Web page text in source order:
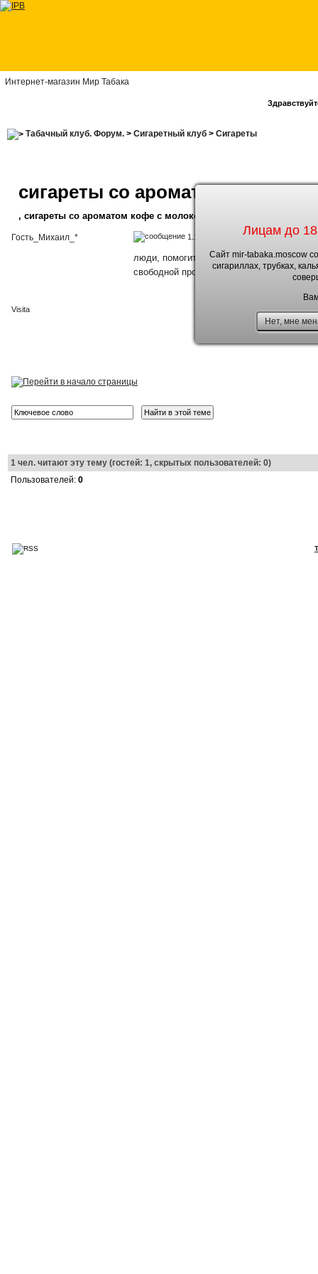
Интернет-магазин Мир Табака
Лицам до
Сайт mir-tabaka.moscow
сигариллах, трубках,
Нет, мне
Табачный клуб. Форум.> Сигаретный клуб> Сигареты
сигареты со ароматом кофе с
, сигареты со ароматом кофе с молоком
Гость_Михаил_* 1.12.2010, 22:38
Visita
люди, помогите плиз, подскажите
свободной продаже в Москве или
1чел. читают эту тему (гостей: 1, скрытых пользователей: 0)
Пользователей: 0